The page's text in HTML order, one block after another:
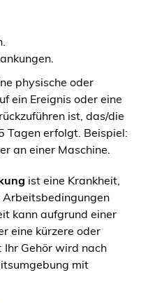
physische oder
ein Ereignis oder eine
ist, das/die
Tagen erfolgt. Beispiel:
an einer Maschine.
ist eine Krankheit,
kann aufgrund einer
eine kürzere oder
Gehör wird nach
mit